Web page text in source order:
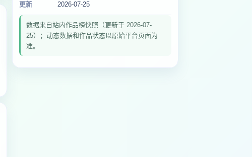
更新 2026-07-25
数据来自站内作品榜快照（更新于 2026-07-
25）；动态数据和作品状态以原始平台页面为
准。